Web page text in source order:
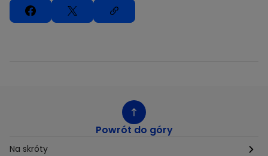
Powrót do góry
Na skróty